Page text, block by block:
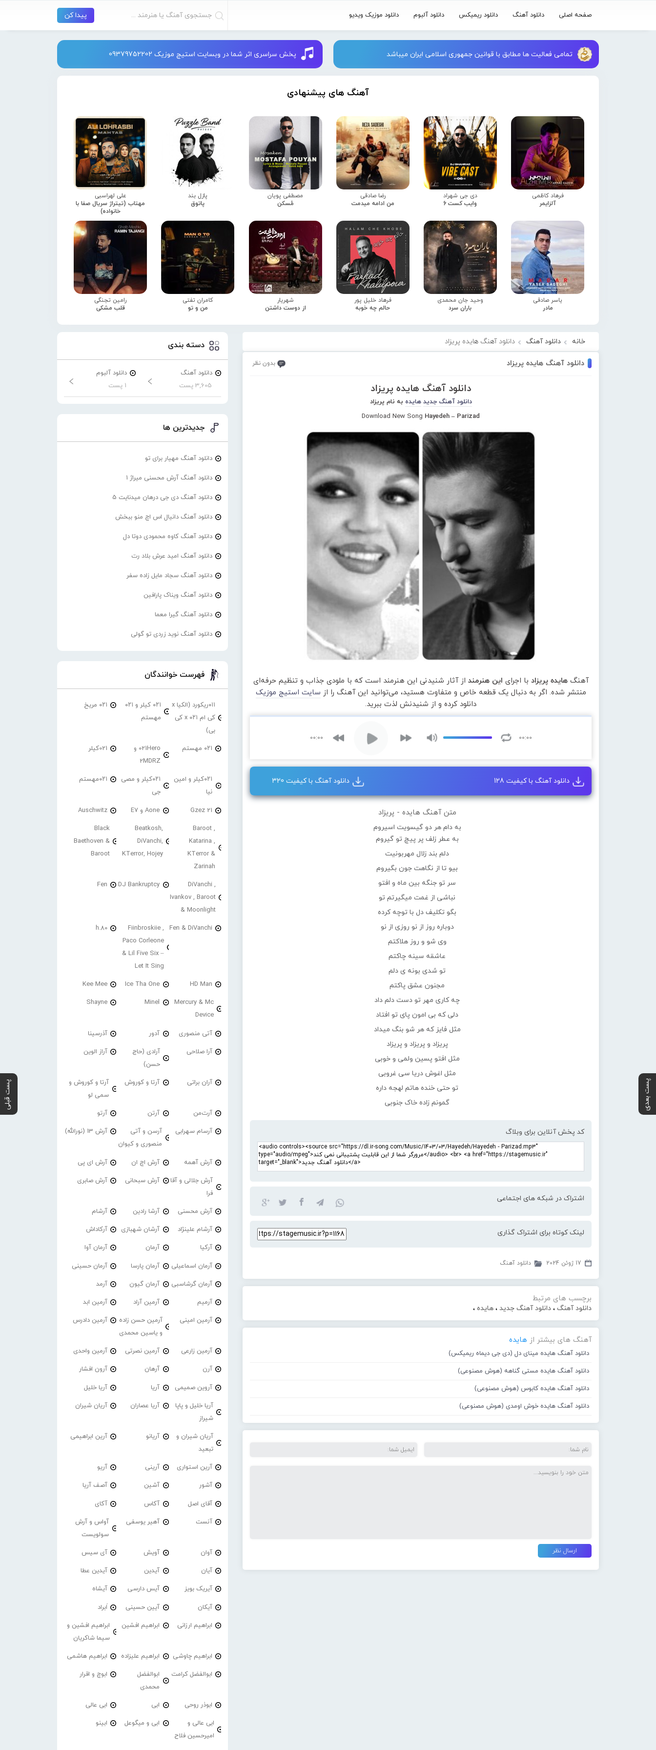
صفحه اصلی دانلود آهنگ دانلود ریمیکس دانلود آلبوم دانلود موزیک ویدیو
تمامی فعالیت ها مطابق با قوانین جمهوری اسلامی ایران میباشد پخش سراسری اثر شما در وبسایت استیج موزیک 09379752202
آهنگ های پیشنهادی
فرهاد کاظمی
آلزایمر
دی جی شهراد
وایب کست 6
رضا صادقی
من ادامه میدمت
مصطفی پویان
مُسکن
پازل بند
پاتوق
علی لهراسبی
مهتاب (تیتراژ سریال صفا با
خانواده)
یاسر صادقی
مادر
وحید جان محمدی
باران سرد
فرهاد خلیل پور
حالم چه خوبه
شهریار
از دوست داشتن
کامران تفتی
من و تو
رامین تجنگی
قلب مشکی
خانه دانلود آهنگ دانلود آهنگ هایده پریزاد
دانلود آهنگ هایده پریزاد بدون نظر
دانلود آهنگ هایده پریزاد
دانلود آهنگ جدید هایده به نام پریزاد
Download New Song Hayedeh – Parizad
آهنگهایده پریزاد با اجرای این هنرمند از آثار شنیدنی این هنرمند است که با ملودی جذاب و تنظیم حرفه‌ای
منتشر شده. اگر به دنبال یک قطعه خاص و متفاوت هستید، می‌توانید این آهنگ را از سایت استیج موزیک
دانلود کرده و از شنیدنش لذت ببرید.
00:00 00:00
دانلود آهنگ با کیفیت 128 دانلود آهنگ با کیفیت 320
متن آهنگ هایده - پریزاد
به دام هر دو گیسویت اسیروم
به عطر زلف پر پیچ تو گیروم
دلم بند زلال مهربونیت
بیو تا از نگاهت جون بگیروم
سر تو جنگه بین ماه و افتو
نباشی از غمت میگیرتم تو
بگو تکلیف دل با توچه کرده
دوباره روز از نو روزی از نو
وی شو و روز هلاکتم
عاشقه سینه چاکتم
تو شدی بونه ی دلم
مجنون عشق پاکتم
چه کاری مهر تو دست دلم داد
دلی که بی امون پای تو افتاد
مثل فایز که هر شو بنگ میداد
پریزاد و پریزاد و پریزاد
مثل افتو پسین ولمی و خوبی
مثل اغوش دریا سی غروبی
تو حتی خنده هاتم لهجه داره
گمونم زاده خاک جنوبی
کد پخش آنلاین برای وبلاگ
اشتراک در شبکه های اجتماعی
لینک کوتاه برای اشتراک گذاری
17 ژوئن 2024 دانلود آهنگ
پست بعدی پست قبلی
برچسب های مرتبط
دانلود آهنگ ، دانلود آهنگ جدید ، هایده ،
آهنگ های بیشتر از هایده
دانلود آهنگ هایده مینای دل (دی جی دیماه ریمیکس)
دانلود آهنگ هایده مستی گناهه (هوش مصنوعی)
دانلود آهنگ هایده کابوس (هوش مصنوعی)
دانلود آهنگ هایده خوش اومدی (هوش مصنوعی)
دسته بندی
دانلود آهنگ
3,605 پست
دانلود آلبوم
1 پست
جدیدترین ها
دانلود آهنگ مهیار برای تو
دانلود آهنگ آرش محسنی میراژ 1
دانلود آهنگ دی جی درهان میدنایت 5
دانلود آهنگ دانیال اس اچ منو ببخش
دانلود آهنگ کاوه محمودی دوتا دل
دانلود آهنگ امید عرش بلاد رت
دانلود آهنگ سجاد مایل زاده سفر
دانلود آهنگ ویناک پارافین
دانلود آهنگ گیرا معما
دانلود آهنگ نوید زردی تو گولی
فهرست خوانندگان
۰۱۱ریکورد (الکیا x
کی ام ۰۲۱ x کی
بی)
۰۲۱ کیلر و ۰۲۱
مهستم
۰۲۱ مریخ
۰۲۱ مهستم
021Hero و
2MDRZ
021کیلر
۰۲۱کیلر و امین
نیا
۰۲۱کیلر و مصی
جی
۰۲۱مهستم
21 Gzez Aone و E7 Auschwitz
Baroot ,
Katarina ,
KTerror &
Zarinah
Beatkosh,
DiVanchi,
KTerror, Hojey
Black
Baethoven &
Baroot
DiVanchi ,
Ivankov , Baroot
& Moonlight
DJ Bankruptcy
Fen
Fen & DiVanchi
Fiinbroskiie ,
Paco Corleone
& Lil Five Six –
Let It Sing
h.80
HD Man
Ice Tha One
Kee Mee
Mercury & Mc
Device
Minel
Shayne
آتی منصوری آدور آذرسینا
آرا صلاحی
آرادی (حاج
حسن)
آراز الوین
آران براتی آرتا و کوروش
آرتا و کوروش و
سمی لو
آرت‌من آرتن آرتو
آرسام سهرابی
آرسن و آتی
منصوری و کیوان
آرش 13 (نورالله)
آرش آهمه آرش اچ ان آرش ای پی
آرش جلالی و آقا
فرا
آرش سبحانی آرش صابری
آرش محسنی آرشا رادین آرشام
آرشام علینژاد آرشان شهبازی آرکاداش
آرکیا آرمان آرمان آوا
آرمان اسماعیلی آرمان پارسا آرمان حسینی
آرمان گرشاسبی آرمان گیون آرمد
آرمیم آرمین آراد آرمین ابد
آرمین امینی
آرمین حسن زاده
و یاسین محمدی
آرمین دادرس
آرمین زارعی آرمین نصرتی آرمین واحدی
آرن آرهان آرون افشار
آروین صمیمی آریا آریا خلیل
آریا خلیل و پاپا
شیراز
آریا عصاران آریان شیران
آریان شیران و
تبعید
آریانو آرین ابراهیمی
آرین استواری آرینی آریو
آشور آشین آصف آریا
آقای اصل آکاس آکای
آنست آهیر یوسفی
آواس و آرش
سولویست
آوان آویش آی سیس
آیان آیدین آیدین عطا
آیریک بویز آیس دارسی آیشاه
آیکان آیین حسینی اَبراد
ابراهیم ارزانی ابراهیم افشین
ابراهیم افشین و
سیما شاکریان
ابراهیم چاوشی ابراهیم علیزاده ابراهیم هاشمی
ابوالفضل کرامت
ابوالفضل
محمدی
ابوچ و اقرار
ابوذر روحی ابی ابی عالی
ابی عالی و
امیرحسین فلاح
ابی و میگوعل ابینو